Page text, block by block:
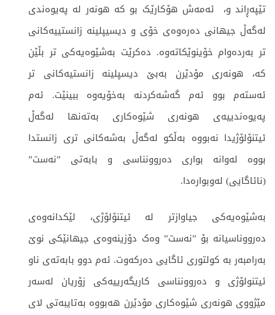
تێپەڕاند و، ئەمەش هۆکارێک بو کە هونەر لە پەیوەندی
لەگەڵ جیهانی دەرەوەی خۆی و دیسیپلینە زانستییەکانی
تر بەردەوام خۆینوێكاتەوە. دەکرێت بەشێوەیەکی تر بڵێن
کە، هونەری مۆدێرن بەبێ دیسپلینە زانستیەکانی تر
ئەستەم بوو ئەم گەشەکردنە بەخۆیەوە ببینێت. ئەم
پەیوەندییەی هونەری شێوەکاری بەتەنها لەگەڵ
ئیتنۆلۆژیدا نەبووە بەڵکو لەگەڵ بەشەکانی تری زانستدا
بووە لەوانە بواری دەروونناسی و بابەتی ”نەست”
(نائاگایی) لەوبوارەدا.
بەشێوەیەکی جیاوازتر لە ئیتنۆلۆژی، لێکدانەوەی
دەرووناسیانە بۆ ”نەست” وەک دۆزینەوەی جیهانێکی نوێ
بەرامبەر بە کولتوری ئاگایی دەرکەوت. ئەم دوو بابەتەی ناو
ئیتنولۆژی و دەروونناسی کاریگەرییەکی زۆریان لەسەر
مێژووی هونەری شێوەکاری مۆدێرن هەبووە بەتایبەتی لای